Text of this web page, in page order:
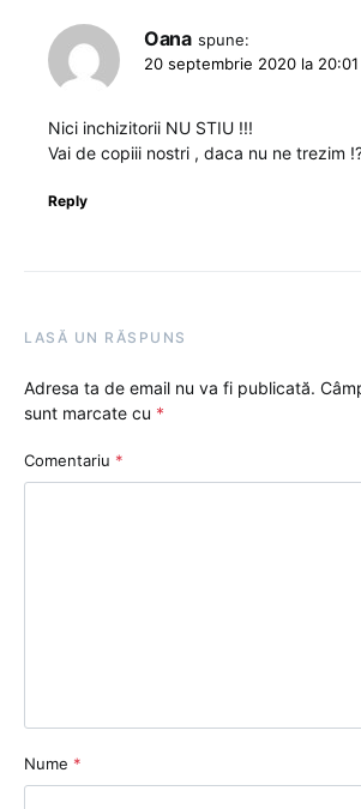
Oana spune:
20 septembrie 2020 la 20:01
Nici inchizitorii NU STIU !!!
Vai de copiii nostri , daca nu ne trezim
Reply
LASĂ UN RĂSPUNS
Adresa ta de email nu va fi publicată.
sunt marcate cu *
Comentariu *
Nume *